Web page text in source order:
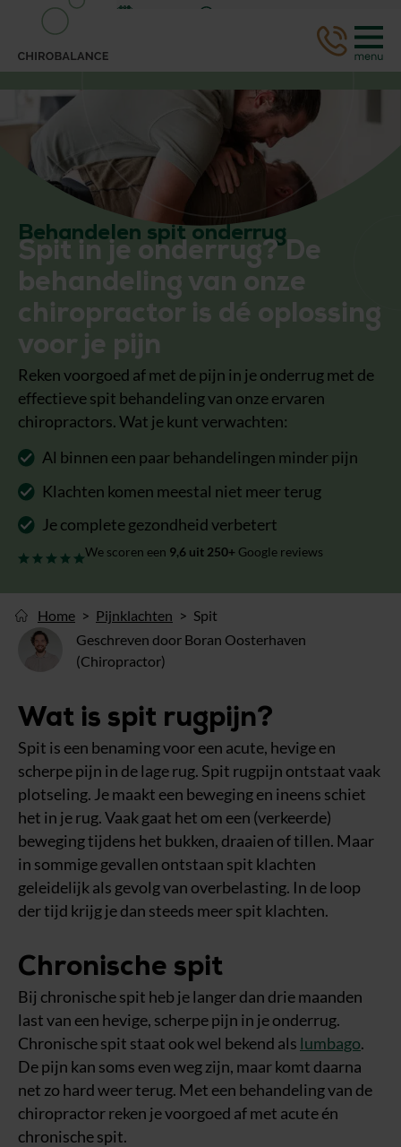
Behandelen spit onderrug
Spit in je onderrug? De
behandeling van onze
chiropractor is dé oplossing
voor je pijn
Reken voorgoed af met de pijn in je onderrug met de
effectieve spit behandeling van onze ervaren
chiropractors. Wat je kunt verwachten:
Al binnen een paar behandelingen minder pijn
Klachten komen meestal niet meer terug
Je complete gezondheid verbetert
We scoren een 9,6uit 250+ Google reviews
Home Pijnklachten
Spit
Geschreven door Boran Oosterhaven
(Chiropractor)
Wat is spit rugpijn?
Spit is een benaming voor een acute, hevige en
scherpe pijn in de lage rug. Spit rugpijn ontstaat vaak
plotseling. Je maakt een beweging en ineens schiet
het in je rug. Vaak gaat het om een (verkeerde)
beweging tijdens het bukken, draaien of tillen. Maar
in sommige gevallen ontstaan spit klachten
geleidelijk als gevolg van overbelasting. In de loop
der tijd krijg je dan steeds meer spit klachten.
Chronische spit
Bij chronische spit heb je langer dan drie maanden
last van een hevige, scherpe pijn in je onderrug.
Chronische spit staat ook wel bekend als lumbago.
De pijn kan soms even weg zijn, maar komt daarna
net zo hard weer terug. Met een behandeling van de
chiropractor reken je voorgoed af met acute én
chronische spit.